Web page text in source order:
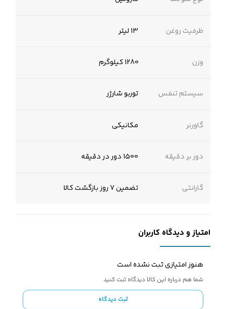
ظرفیت روغن 13 لیتر
وزن 1280 کیلوگرم
سیستم تنفس توربو شارژر
گاورنر مکانیکی
دور بر دقیقه 1500 دور در دقیقه
گارانتی تضمین 7 روز بازگشت کالا
امتیاز و دیدگاه کاربران
هنوز امتیازی ثبت نشده است
شما هم درباره این کالا دیدگاه ثبت کنید
ثبت دیدگاه